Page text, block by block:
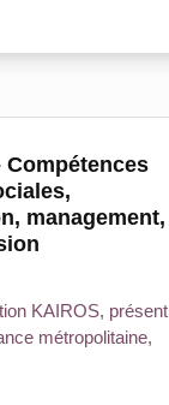
Compétences
management,
KAIROS, présent
métropolitaine,